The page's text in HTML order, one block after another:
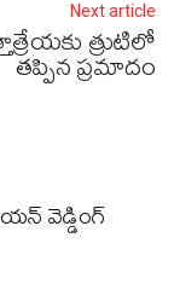
Next article
త్రుటిలో
తప్పిన ప్రమాదం
వెడ్డింగ్